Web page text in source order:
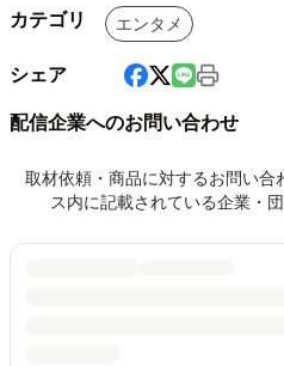
カテゴリ エンタメ
シェア
配信企業へのお問い合わせ
取材依頼・商品に対するお問い合
ス内に記載されている企業・